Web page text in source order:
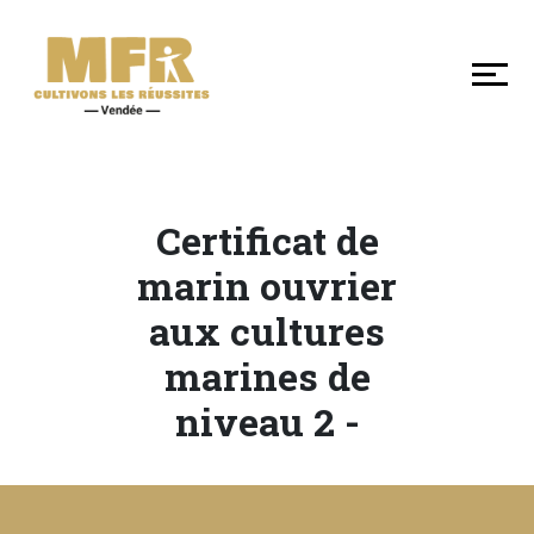
DÉCOUVRIR
NOS
MFR
FORMER
Certificat de
marin ouvrier
aux cultures
marines de
niveau 2 -